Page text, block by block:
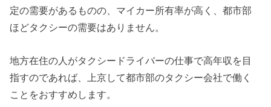
定の需要があるものの、マイカー所有率が高く、都市部
ほどタクシーの需要はありません。
地方在住の人がタクシードライバーの仕事で高年収を目
指すのであれば、上京して都市部のタクシー会社で働く
ことをおすすめします。